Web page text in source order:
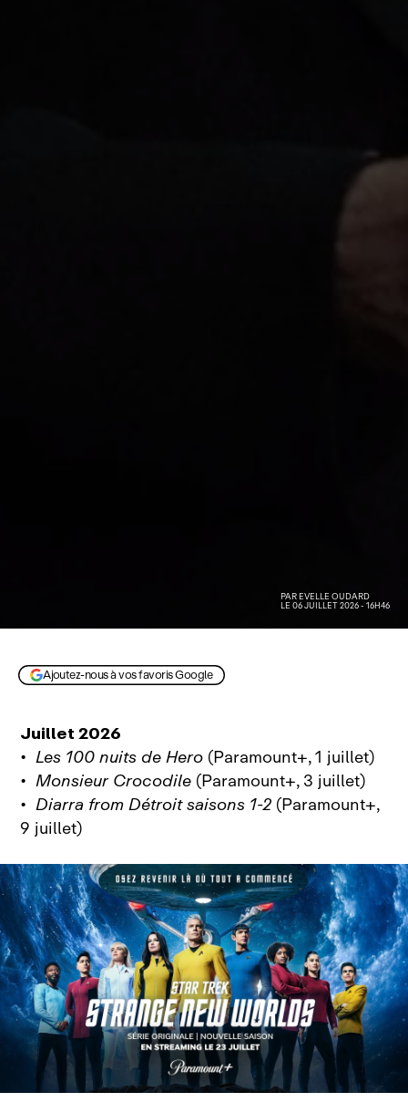
PAR EVELLE OUDARD
LE 06 JUILLET 2026 - 16H46
Ajoutez-nous à vos favoris Google
Juillet 2026
•Les 100 nuits de Hero (Paramount+, 1 juillet)
•Monsieur Crocodile (Paramount+, 3 juillet)
•Diarra from Détroit saisons 1-2 (Paramount+,
9 juillet)